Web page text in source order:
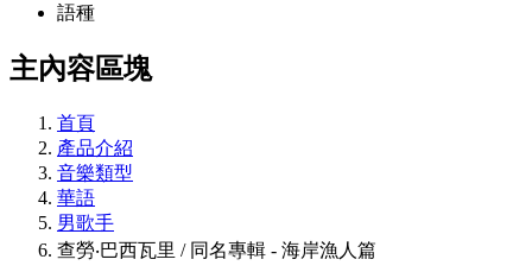
語種
主內容區塊
首頁
產品介紹
音樂類型
華語
男歌手
查勞‧巴西瓦里 / 同名專輯 - 海岸漁人篇